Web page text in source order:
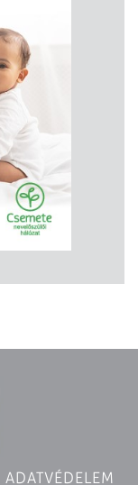
ADATVÉDELEM